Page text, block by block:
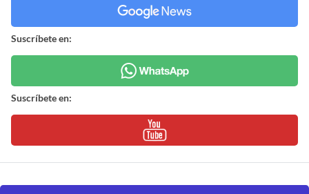
Suscríbete en:
Suscríbete en: